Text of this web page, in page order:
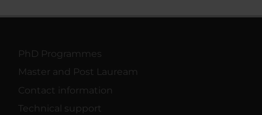
PhD Programmes
Master and Post Lauream
Contact information
Technical support